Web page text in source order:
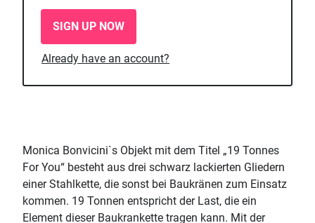
SIGN UP NOW
Already have an account?
Monica Bonvicini`s Objekt mit dem Titel „19 Tonnes
For You“ besteht aus drei schwarz lackierten Gliedern
einer Stahlkette, die sonst bei Baukränen zum Einsatz
kommen. 19 Tonnen entspricht der Last, die ein
Element dieser Baukrankette tragen kann. Mit der